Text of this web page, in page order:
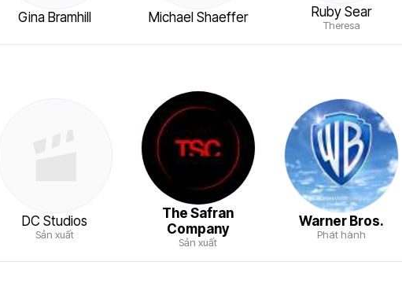
Gina Bramhill Michael Shaeffer Ruby Sear
Theresa
DC Studios
Sản xuất
The Safran
Company
Sản xuất
Warner Bros.
Phát hành